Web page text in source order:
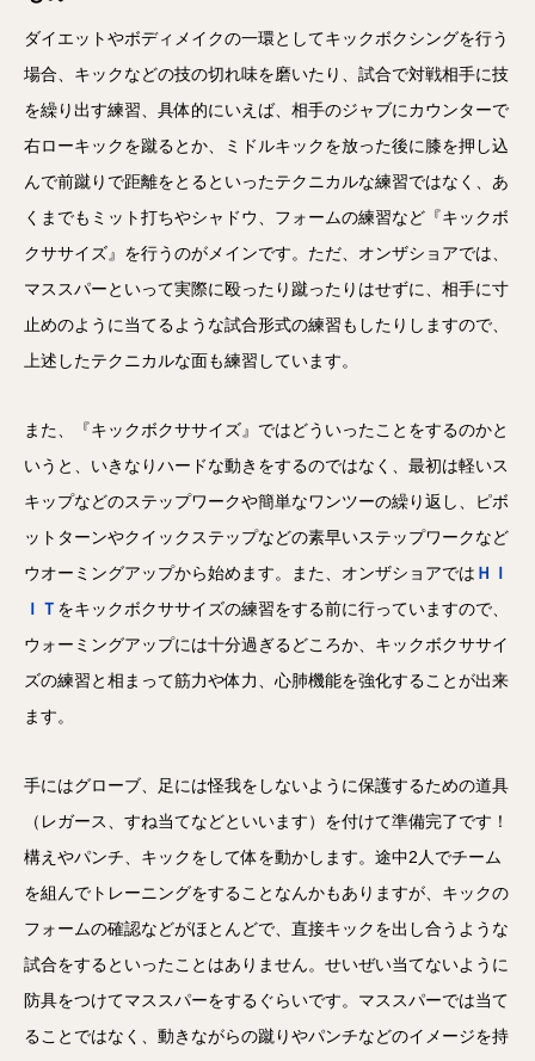
ダイエットやボディメイクの一環としてキックボクシングを行う
場合、キックなどの技の切れ味を磨いたり、試合で対戦相手に技
を繰り出す練習、具体的にいえば、相手のジャブにカウンターで
右ローキックを蹴るとか、ミドルキックを放った後に膝を押し込
んで前蹴りで距離をとるといったテクニカルな練習ではなく、あ
くまでもミット打ちやシャドウ、フォームの練習など『キックボ
クササイズ』を行うのがメインです。ただ、オンザショアでは、
マススパーといって実際に殴ったり蹴ったりはせずに、相手に寸
止めのように当てるような試合形式の練習もしたりしますので、
上述したテクニカルな面も練習しています。
また、『キックボクササイズ』ではどういったことをするのかと
いうと、いきなりハードな動きをするのではなく、最初は軽いス
キップなどのステップワークや簡単なワンツーの繰り返し、ピボ
ットターンやクイックステップなどの素早いステップワークなど
ウオーミングアップから始めます。また、オンザショアでは ＨＩ
ＩＴ をキックボクササイズの練習をする前に行っていますので、
ウォーミングアップには十分過ぎるどころか、キックボクササイ
ズの練習と相まって筋力や体力、心肺機能を強化することが出来
ます。
手にはグローブ、足には怪我をしないように保護するための道具
（レガース、すね当てなどといいます）を付けて準備完了です！
構えやパンチ、キックをして体を動かします。途中2人でチーム
を組んでトレーニングをすることなんかもありますが、キックの
フォームの確認などがほとんどで、直接キックを出し合うような
試合をするといったことはありません。せいぜい当てないように
防具をつけてマススパーをするぐらいです。マススパーでは当て
ることではなく、動きながらの蹴りやパンチなどのイメージを持